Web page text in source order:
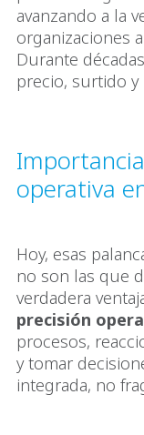
avanzando a la
organizaciones
Durante
precio, surtido y
operativa
Hoy, esas
no son las que
verdadera
precisión
procesos,
y tomar
integrada, no